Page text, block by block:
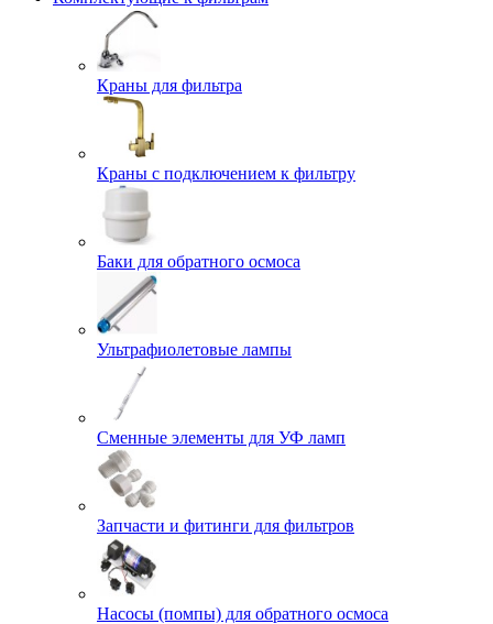
Краны для фильтра
Краны с подключением к фильтру
Баки для обратного осмоса
Ультрафиолетовые лампы
Сменные элементы для УФ ламп
Запчасти и фитинги для фильтров
Насосы (помпы) для обратного осмоса